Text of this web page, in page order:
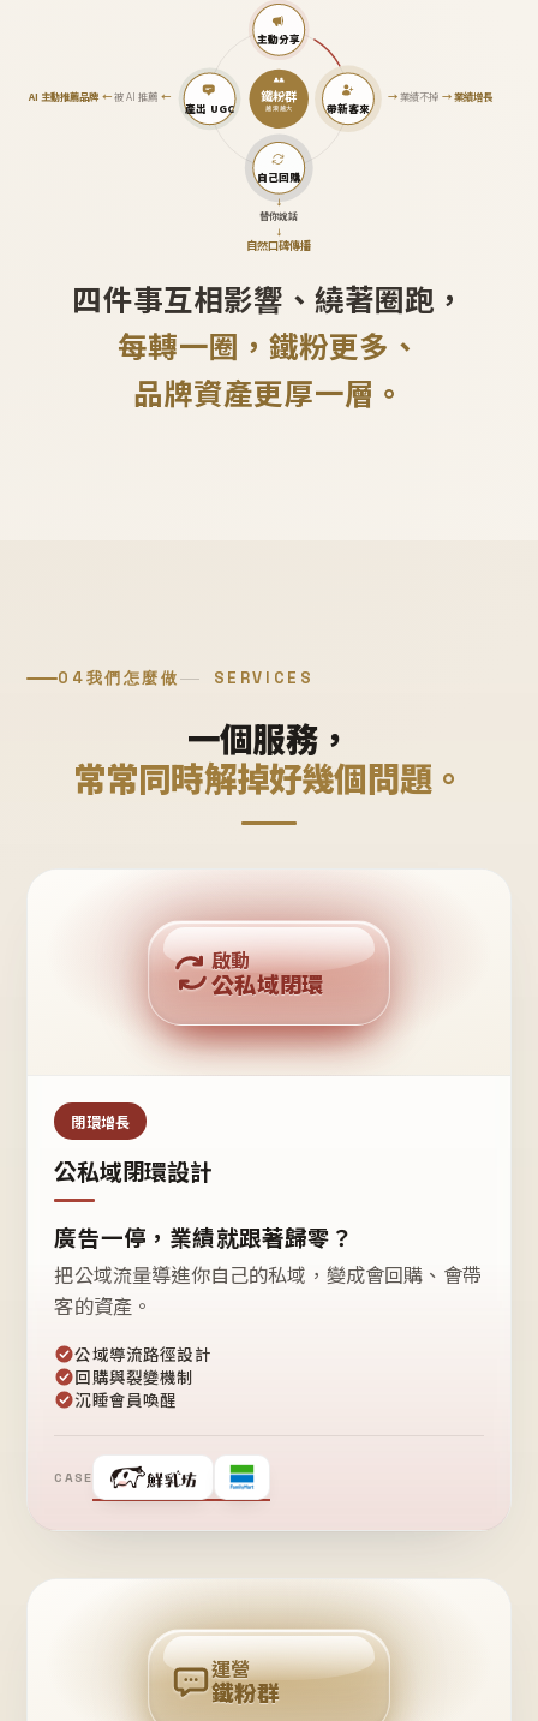
鐵粉群
越滾越大
主動分享
帶新客來
→業績不掉 →業績增長
自己回購
↓
替你說話
↓
自然口碑傳播
產出 UGC
AI 主動推薦品牌←被 AI 推薦 ←
四件事互相影響、繞著圈跑，
每轉一圈，鐵粉更多、
品牌資產更厚一層。
04我們怎麼做 SERVICES
一個服務，
常常同時解掉好幾個問題。
公域流量
私域鐵粉
回購複利
啟動
公私域閉環
閉環增長
公私域閉環設計
廣告一停，業績就跟著歸零？
把公域流量導進你自己的私域，變成會回購、會帶
客的資產。
公域導流路徑設計
回購與裂變機制
沉睡會員喚醒
CASE
❤
粉
回
購
運營
鐵粉群